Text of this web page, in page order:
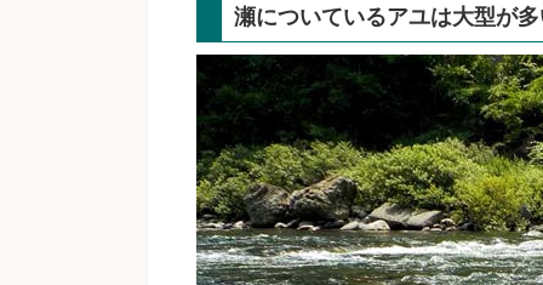
瀬についているアユは大型が